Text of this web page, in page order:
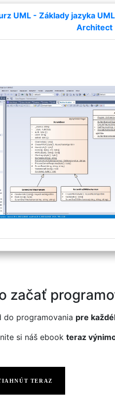
UML - Základy jazyka
Architect
začať
do programovania pre
si náš ebook teraz
TERAZ